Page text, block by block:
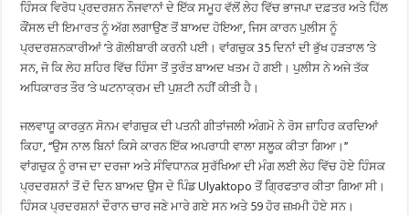
ਹਿੰਸਕ ਵਿਰੋਧ ਪ੍ਰਦਰਸ਼ਨ ਨੌਜਵਾਨਾਂ ਦੇ ਇੱਕ ਸਮੂਹ ਵੱਲੋਂ ਲੇਹ ਵਿੱਚ ਭਾਜਪਾ ਦਫ਼ਤਰ ਅਤੇ ਹਿੱਲ
ਕੌਂਸਲ ਦੀ ਇਮਾਰਤ ਨੂੰ ਅੱਗ ਲਗਾਉਣ ਤੋਂ ਬਾਅਦ ਹੋਇਆ, ਜਿਸ ਕਾਰਨ ਪੁਲੀਸ ਨੂੰ
ਪ੍ਰਦਰਸ਼ਨਕਾਰੀਆਂ ’ਤੇ ਗੋਲੀਬਾਰੀ ਕਰਨੀ ਪਈ। ਵਾਂਗਚੁਕ 35 ਦਿਨਾਂ ਦੀ ਭੁੱਖ ਹੜਤਾਲ ’ਤੇ
ਸਨ, ਜੋ ਕਿ ਲੇਹ ਸ਼ਹਿਰ ਵਿੱਚ ਹਿੰਸਾ ਤੋਂ ਤੁਰੰਤ ਬਾਅਦ ਖਤਮ ਹੋ ਗਈ। ਪੁਲੀਸ ਨੇ ਅਜੇ ਤੱਕ
ਅਧਿਕਾਰਤ ਤੌਰ ’ਤੇ ਘਟਨਾਕ੍ਰਮ ਦੀ ਪੁਸ਼ਟੀ ਨਹੀਂ ਕੀਤੀ ਹੈ।
ਜਲਵਾਯੂ ਕਾਰਕੁਨ ਸੋਨਮ ਵਾਂਗਚੁਕ ਦੀ ਪਤਨੀ ਗੀਤਾਂਜਲੀ ਅੰਗਮੋ ਨੇ ਰੋਸ ਜ਼ਾਹਿਰ ਕਰਦਿਆਂ
ਕਿਹਾ, ‘‘ਉਸ ਨਾਲ ਬਿਨਾਂ ਕਿਸੇ ਕਾਰਨ ਇੱਕ ਅਪਰਾਧੀ ਵਾਲਾ ਸਲੂਕ ਕੀਤਾ ਗਿਆ।’’
ਵਾਂਗਚੁਕ ਨੂੰ ਰਾਜ ਦਾ ਦਰਜਾ ਅਤੇ ਸੰਵਿਧਾਨਕ ਸੁਰੱਖਿਆ ਦੀ ਮੰਗ ਲਈ ਲੇਹ ਵਿੱਚ ਹੋਏ ਹਿੰਸਕ
ਪ੍ਰਦਰਸ਼ਨਾਂ ਤੋਂ ਦੋ ਦਿਨ ਬਾਅਦ ਉਸ ਦੇ ਪਿੰਡ Ulyaktopo ਤੋਂ ਗ੍ਰਿਫਤਾਰ ਕੀਤਾ ਗਿਆ ਸੀ।
ਹਿੰਸਕ ਪ੍ਰਦਰਸ਼ਨਾਂ ਦੌਰਾਨ ਚਾਰ ਜਣੇ ਮਾਰੇ ਗਏ ਸਨ ਅਤੇ 59 ਹੋਰ ਜ਼ਖ਼ਮੀ ਹੋਏ ਸਨ।